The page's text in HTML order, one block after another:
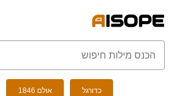
כדורגל אולם 1846